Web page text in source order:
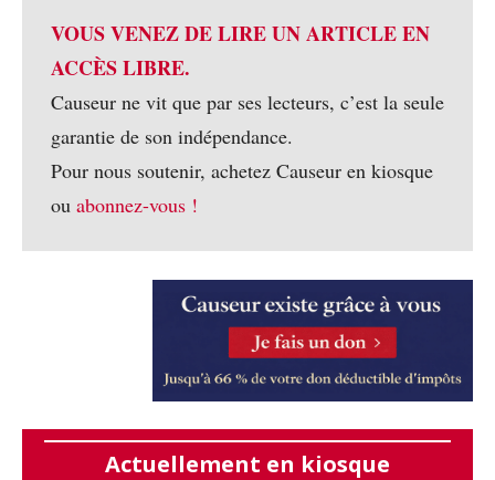
VOUS VENEZ DE LIRE UN ARTICLE EN
ACCÈS LIBRE.
Causeur ne vit que par ses lecteurs, c’est la seule
garantie de son indépendance.
Pour nous soutenir, achetez Causeur en kiosque
ou abonnez-vous !
Actuellement en kiosque